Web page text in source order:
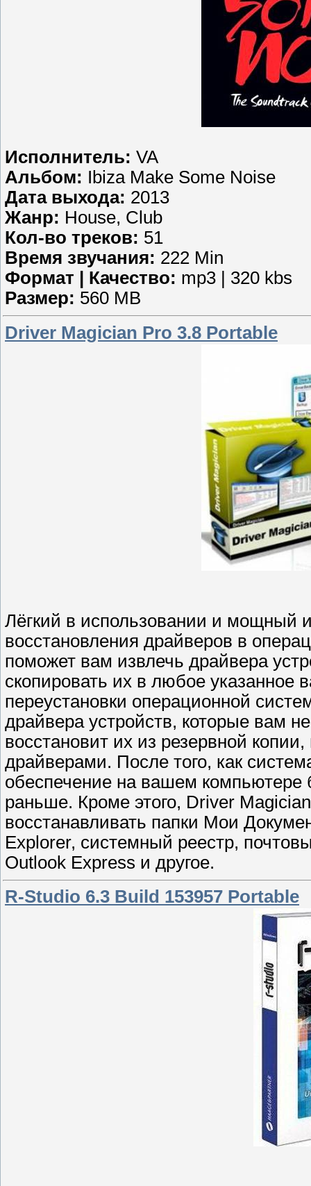
Исполнитель: VA
Альбом: Ibiza Make Some Noise
Дата выхода: 2013
Жанр: House, Club
Кол-во треков: 51
Время звучания: 222 Min
Формат | Качество: mp3 | 320 kbs
Размер: 560 MB
Driver Magician Pro 3.8 Portable
Лёгкий в использовании и мощный
восстановления драйверов в
поможет вам извлечь драйвера
скопировать их в любое указанное
переустановки операционной
драйвера устройств, которые вам
восстановит их из резервной
драйверами. После того, как
обеспечение на вашем компьютере
раньше. Кроме этого, Driver
восстанавливать папки Мои
Explorer, системный реестр,
Outlook Express и другое.
R-Studio 6.3 Build 153957 Portable